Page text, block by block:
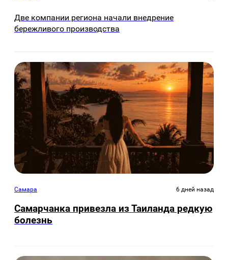
Две компании региона начали внедрение
бережливого производства
Самара 6 дней назад
Самарчанка привезла из Таиланда редкую
болезнь